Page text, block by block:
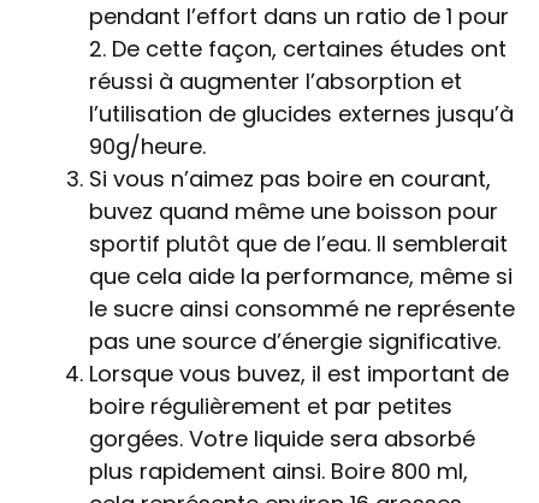
pendant l’effort dans un ratio de 1 pour
2. De cette façon, certaines études ont
réussi à augmenter l’absorption et
l’utilisation de glucides externes jusqu’à
90g/heure.
Si vous n’aimez pas boire en courant,
buvez quand même une boisson pour
sportif plutôt que de l’eau. Il semblerait
que cela aide la performance, même si
le sucre ainsi consommé ne représente
pas une source d’énergie significative.
Lorsque vous buvez, il est important de
boire régulièrement et par petites
gorgées. Votre liquide sera absorbé
plus rapidement ainsi. Boire 800 ml,